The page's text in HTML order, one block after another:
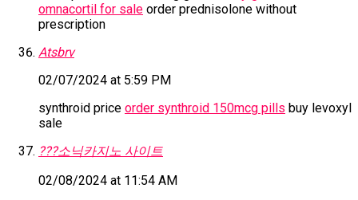
omnacortil for sale order prednisolone without
prescription
Atsbrv
02/07/2024 at 5:59 PM
synthroid price order synthroid 150mcg pills buy levoxyl
sale
???소닉카지노 사이트
02/08/2024 at 11:54 AM